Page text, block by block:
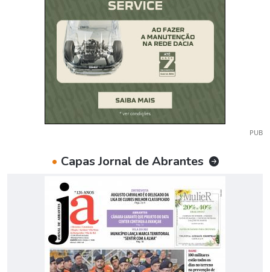
PUB
• Capas Jornal de Abrantes